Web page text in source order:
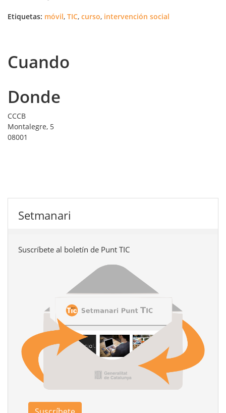
Etiquetas: móvil, TIC, curso, intervención social
Cuando
Donde
CCCB
Montalegre, 5
08001
Setmanari
Suscríbete al boletín de Punt TIC